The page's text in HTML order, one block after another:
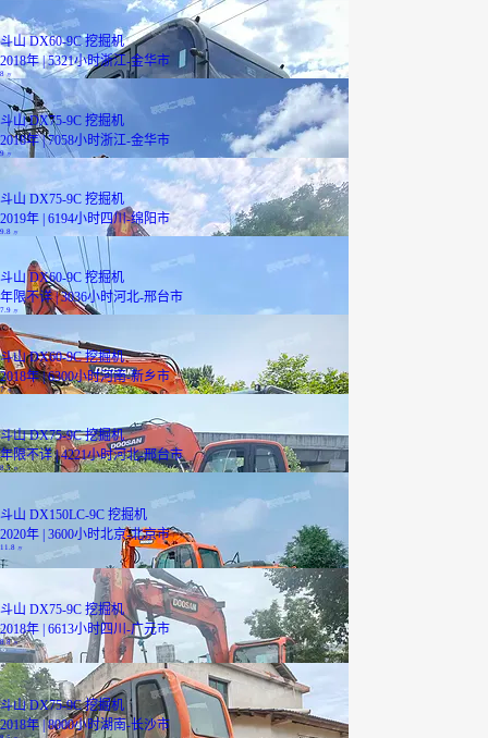
斗山 DX60-9C 挖掘机
2018年 | 5321小时浙江-金华市
8 万
斗山 DX75-9C 挖掘机
2018年 | 7058小时浙江-金华市
9
斗山 DX75-9C 挖掘机
2019年 | 6194小时四川-绵阳市
9.8 万
斗山 DX60-9C 挖掘机
年限不详 | 3036小时河北-邢台市
7.9 万
斗山 DX60-9C 挖掘机
2018年 | 6300小时河南-新乡市
7万
斗山 DX75-9C 挖掘机
年限不详 | 4221小时河北-邢台市
8.5万
斗山 DX150LC-9C 挖掘机
2020年 | 3600小时北京-北京市
11.8 万
斗山 DX75-9C 挖掘机
2018年 | 6613小时四川-广元市
8.8万
斗山 DX75-9C 挖掘机
2018年 | 8000小时湖南-长沙市